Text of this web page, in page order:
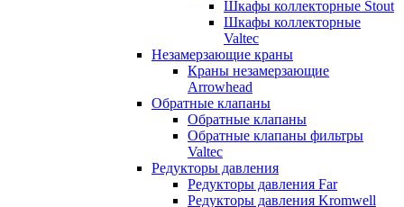
Шкафы коллекторные Stout
Шкафы коллекторные
Valtec
Незамерзающие краны
Краны незамерзающие
Arrowhead
Обратные клапаны
Обратные клапаны
Обратные клапаны фильтры
Valtec
Редукторы давления
Редукторы давления Far
Редукторы давления Kromwell